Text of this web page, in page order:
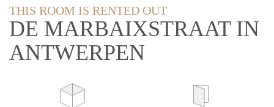
THIS ROOM IS RENTED OUT
DE MARBAIXSTRAAT IN
ANTWERPEN